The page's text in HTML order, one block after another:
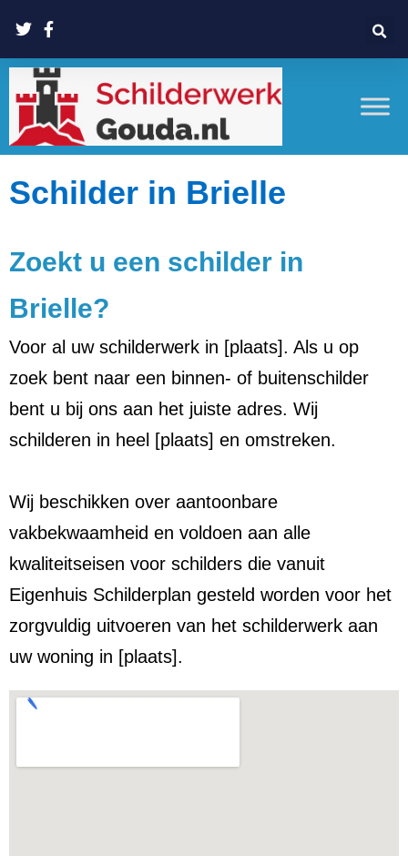
Schilder in Brielle
Zoekt u een schilder in
Brielle?
Voor al uw schilderwerk in [plaats]. Als u op
zoek bent naar een binnen- of buitenschilder
bent u bij ons aan het juiste adres. Wij
schilderen in heel [plaats] en omstreken.
Wij beschikken over aantoonbare
vakbekwaamheid en voldoen aan alle
kwaliteitseisen voor schilders die vanuit
Eigenhuis Schilderplan gesteld worden voor het
zorgvuldig uitvoeren van het schilderwerk aan
uw woning in [plaats].